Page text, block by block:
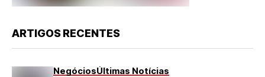
ARTIGOS RECENTES
NegóciosÚltimas Notícias